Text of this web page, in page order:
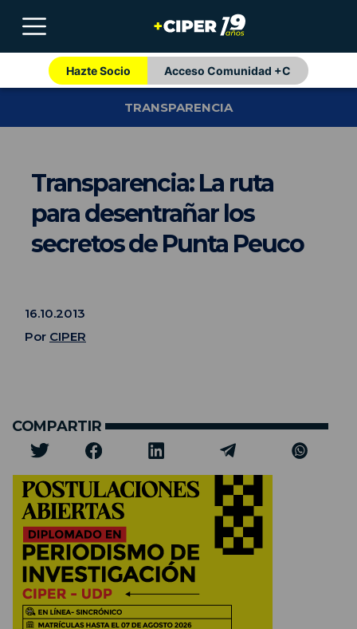
Hazte Socio Acceso Comunidad +C
TRANSPARENCIA
Transparencia: La ruta
para desentrañar los
secretos de Punta Peuco
16.10.2013
Por CIPER
COMPARTIR